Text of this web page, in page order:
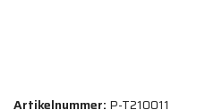
Artikelnummer: P-T210011